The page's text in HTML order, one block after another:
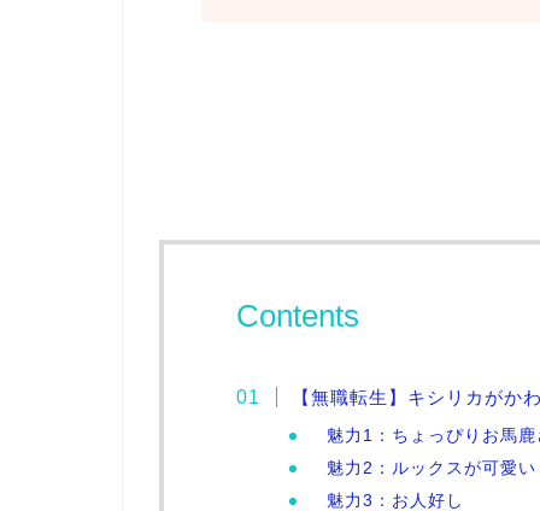
Contents
【無職転生】キシリカがか
魅力1：ちょっぴりお馬鹿
魅力2：ルックスが可愛い
魅力3：お人好し